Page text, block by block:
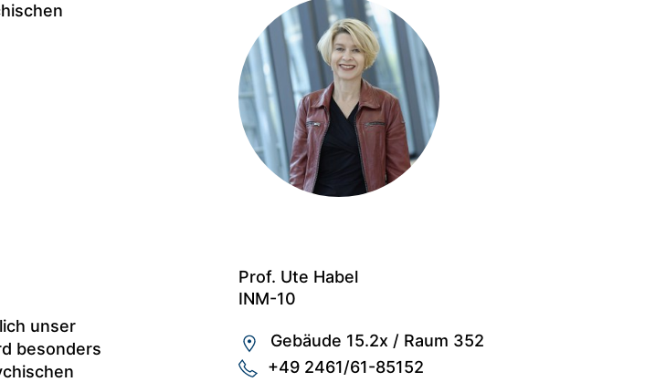
unser
besonders
Prof. Ute Habel
INM-10
Gebäude 15.2x / Raum 352
+49 2461/61-85152